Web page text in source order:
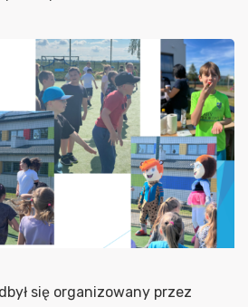
się organizowany przez